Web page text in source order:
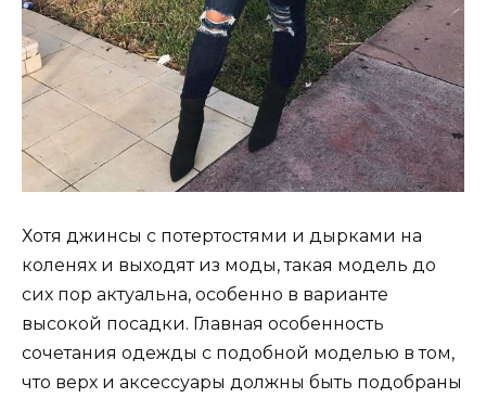
Хотя джинсы с потертостями и дырками на
коленях и выходят из моды, такая модель до
сих пор актуальна, особенно в варианте
высокой посадки. Главная особенность
сочетания одежды с подобной моделью в том,
что верх и аксессуары должны быть подобраны